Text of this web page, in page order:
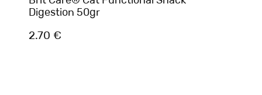
Digestion 50gr
2.70 €